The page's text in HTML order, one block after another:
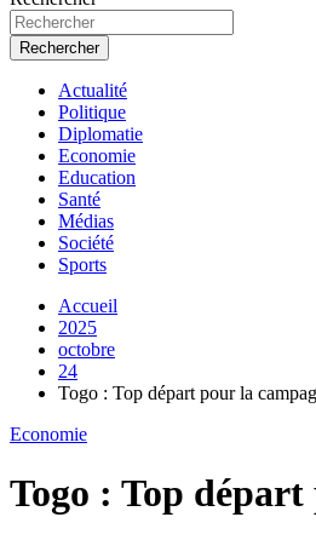
Rechercher
Actualité
Politique
Diplomatie
Economie
Education
Santé
Médias
Société
Sports
Accueil
2025
octobre
24
Togo : Top départ pour la
Economie
Togo : Top